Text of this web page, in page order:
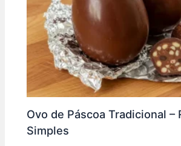
Ovo de Páscoa Tradicional –
Simples